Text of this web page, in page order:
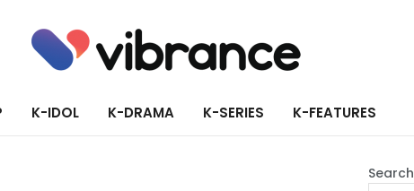
K-IDOL K-DRAMA K-SERIES K-FEATURES
Search